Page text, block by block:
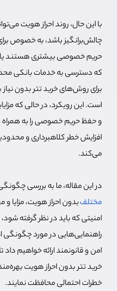
با این حال، روند احراز هویت
چالش‌برانگیز باشد، به خصوص
حریم خصوصی بیشتری هستند
که دسترسی به خدمات بانکی
برای روش‌های خرید تتر بدون نیاز
است. این رویکرد، در حالی که
و حفظ حریم خصوصی را به همراه
افزایش خطر کلاهبرداری و
می‌کند.
در این مقاله، ما به بررسی
مختلفبدون احراز هویت، مزایا
امنیتی که باید در نظر گرفته
راهنمایی‌هایی در مورد چگونگی
امن و قانونمند ارائه خواهیم داد تا
خرید تتر بدون احراز هویت
خطرات احتمالی محافظت نمایند.